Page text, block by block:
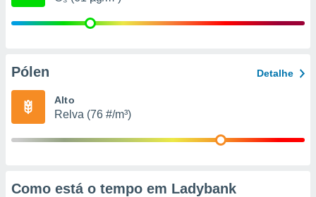
de
Pólen Detalhe
Alto
Relva (76 #/m³)
Como está o tempo em Ladybank